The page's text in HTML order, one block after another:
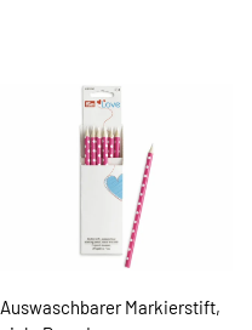
Auswaschbarer Markierstift,